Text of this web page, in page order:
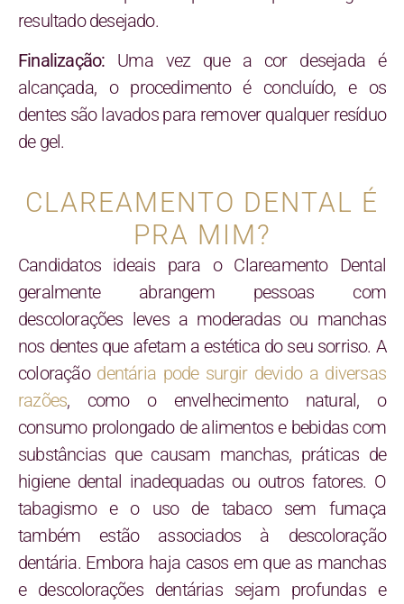
resultado desejado.
Finalização: Uma vez que a cor desejada é
alcançada, o procedimento é concluído, e os
dentes são lavados para remover qualquer resíduo
de gel.
CLAREAMENTO DENTAL É
PRA MIM?
Candidatos ideais para o Clareamento Dental
geralmente abrangem pessoas com
descolorações leves a moderadas ou manchas
nos dentes que afetam a estética do seu sorriso. A
coloração dentária pode surgir devido a diversas
razões, como o envelhecimento natural, o
consumo prolongado de alimentos e bebidas com
substâncias que causam manchas, práticas de
higiene dental inadequadas ou outros fatores. O
tabagismo e o uso de tabaco sem fumaça
também estão associados à descoloração
dentária. Embora haja casos em que as manchas
e descolorações dentárias sejam profundas e